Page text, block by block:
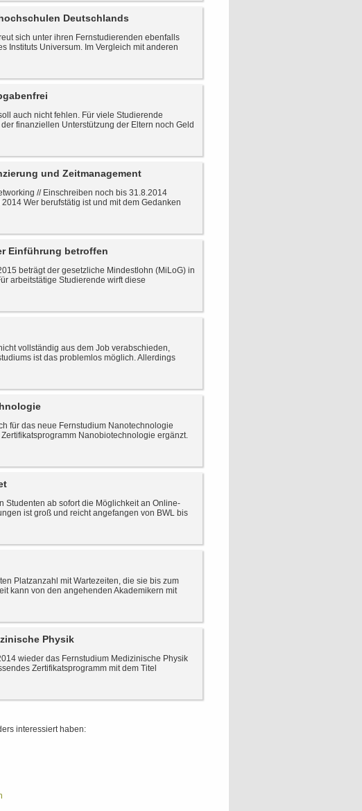
Deutschlands
sich unter ihren Fernstudierenden ebenfalls
Instituts Universum. Im Vergleich mit anderen
auch nicht fehlen. Für viele Studierende
finanziellen Unterstützung der Eltern noch Geld
und Zeitmanagement
// Einschreiben noch bis 31.8.2014
Wer berufstätig ist und mit dem Gedanken
Einführung betroffen
beträgt der gesetzliche Mindestlohn (MiLoG) in
arbeitstätige Studierende wirft diese
vollständig aus dem Job verabschieden,
ist das problemlos möglich. Allerdings
für das neue Fernstudium Nanotechnologie
Nanobiotechnologie ergänzt.
Studenten ab sofort die Möglichkeit an Online-
ist groß und reicht angefangen von BWL bis
Platzanzahl mit Wartezeiten, die sie bis zum
kann von den angehenden Akademikern mit
Physik
wieder das Fernstudium Medizinische Physik
Zertifikatsprogramm mit dem Titel
interessiert haben: